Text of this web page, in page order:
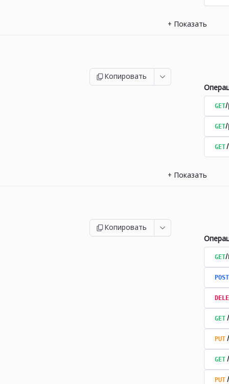
+ Показать
Копировать
GET/
GET/
GET
+ Показать
Копировать
GET/
POST
GET
PUT
GET
PUT